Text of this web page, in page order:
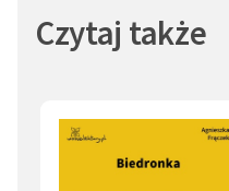
Czytaj także